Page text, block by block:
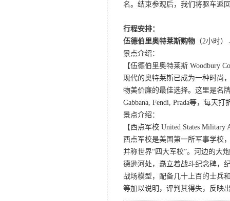
名。结束参观后，我们将驱车返
行程安排：
伍德伯里奥特莱斯购物 （2小时
景点介绍：
【伍德伯里奥特莱斯 Woodbury
现代的奥特莱斯已成为一种时尚
物美价廉的最佳选择。这里是名
Gabbana, Fendi, Prada等，每天打
景点介绍：
【西点军校 United States Military
西点军校是美国第一所军事学校
并称世界“四大军校”。河边的大
德逊河处，矗立着战斗纪念碑，
战场模型，配备几十上百的士兵
等加以说明，评判其得失，反映